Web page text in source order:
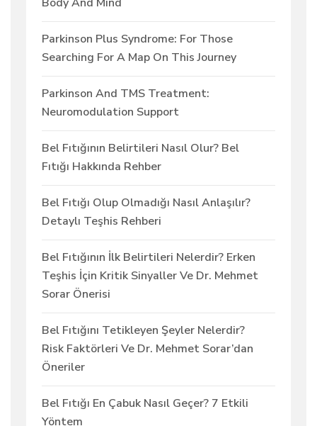
Parkinson Plus Syndrome: For Those
Searching For A Map On This Journey
Parkinson And TMS Treatment:
Neuromodulation Support
Bel Fıtığının Belirtileri Nasıl Olur? Bel
Fıtığı Hakkında Rehber
Bel Fıtığı Olup Olmadığı Nasıl Anlaşılır?
Detaylı Teşhis Rehberi
Bel Fıtığının İlk Belirtileri Nelerdir? Erken
Teşhis İçin Kritik Sinyaller Ve Dr. Mehmet
Sorar Önerisi
Bel Fıtığını Tetikleyen Şeyler Nelerdir?
Risk Faktörleri Ve Dr. Mehmet Sorar’dan
Öneriler
Bel Fıtığı En Çabuk Nasıl Geçer? 7 Etkili
Yöntem